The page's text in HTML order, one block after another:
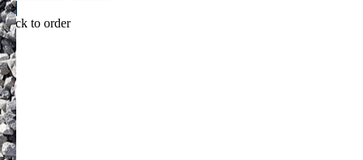
Click to order